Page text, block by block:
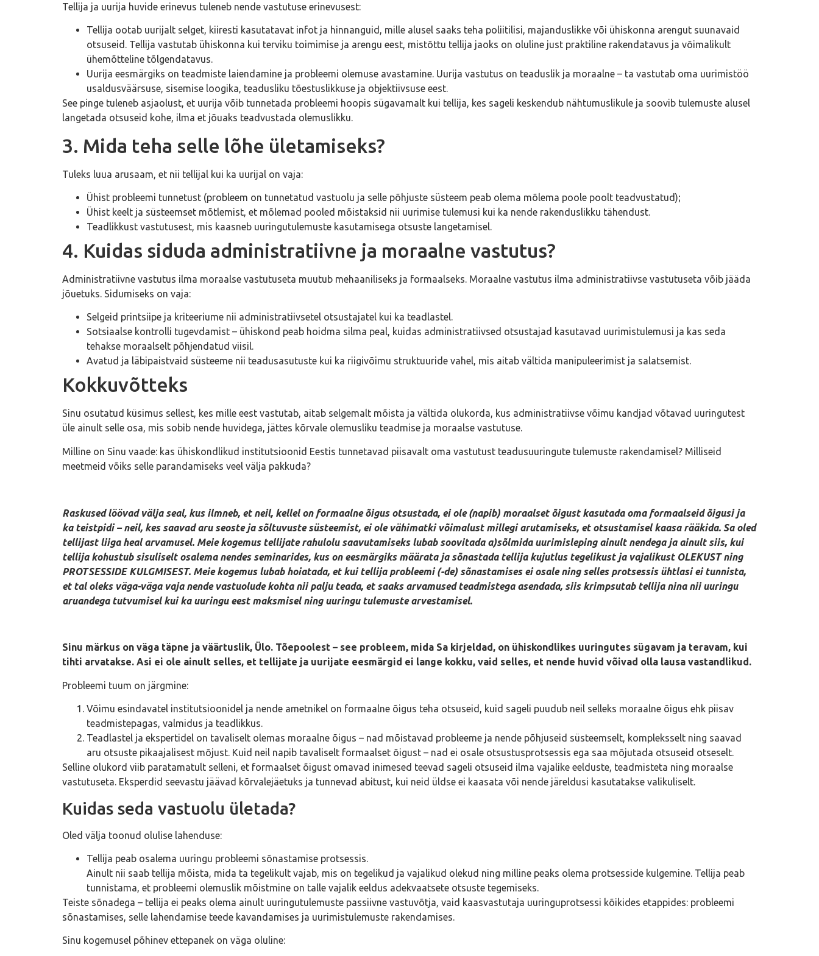
Tellija ja uurija huvide erinevus tuleneb nende vastutuse erinevusest:
Tellija ootab uurijalt selget, kiiresti kasutatavat infot ja hinnanguid, mille alusel saaks teha poliitilisi, majanduslikke või ühiskonna arengut suunavaid
otsuseid. Tellija vastutab ühiskonna kui terviku toimimise ja arengu eest, mistõttu tellija jaoks on oluline just praktiline rakendatavus ja võimalikult
ühemõtteline tõlgendatavus.
Uurija eesmärgiks on teadmiste laiendamine ja probleemi olemuse avastamine. Uurija vastutus on teaduslik ja moraalne – ta vastutab oma uurimistöö
usaldusväärsuse, sisemise loogika, teadusliku tõestuslikkuse ja objektiivsuse eest.
See pinge tuleneb asjaolust, et uurija võib tunnetada probleemi hoopis sügavamalt kui tellija, kes sageli keskendub nähtumuslikule ja soovib tulemuste alusel
langetada otsuseid kohe, ilma et jõuaks teadvustada olemuslikku.
3. Mida teha selle lõhe ületamiseks?
Tuleks luua arusaam, et nii tellijal kui ka uurijal on vaja:
Ühist probleemi tunnetust (probleem on tunnetatud vastuolu ja selle põhjuste süsteem peab olema mõlema poole poolt teadvustatud);
Ühist keelt ja süsteemset mõtlemist, et mõlemad pooled mõistaksid nii uurimise tulemusi kui ka nende rakenduslikku tähendust.
Teadlikkust vastutusest, mis kaasneb uuringutulemuste kasutamisega otsuste langetamisel.
4. Kuidas siduda administratiivne ja moraalne vastutus?
Administratiivne vastutus ilma moraalse vastutuseta muutub mehaaniliseks ja formaalseks. Moraalne vastutus ilma administratiivse vastutuseta võib jääda
jõuetuks. Sidumiseks on vaja:
Selgeid printsiipe ja kriteeriume nii administratiivsetel otsustajatel kui ka teadlastel.
Sotsiaalse kontrolli tugevdamist – ühiskond peab hoidma silma peal, kuidas administratiivsed otsustajad kasutavad uurimistulemusi ja kas seda
tehakse moraalselt põhjendatud viisil.
Avatud ja läbipaistvaid süsteeme nii teadusasutuste kui ka riigivõimu struktuuride vahel, mis aitab vältida manipuleerimist ja salatsemist.
Kokkuvõtteks
Sinu osutatud küsimus sellest, kes mille eest vastutab, aitab selgemalt mõista ja vältida olukorda, kus administratiivse võimu kandjad võtavad uuringutest
üle ainult selle osa, mis sobib nende huvidega, jättes kõrvale olemusliku teadmise ja moraalse vastutuse.
Milline on Sinu vaade: kas ühiskondlikud institutsioonid Eestis tunnetavad piisavalt oma vastutust teadusuuringute tulemuste rakendamisel? Milliseid
meetmeid võiks selle parandamiseks veel välja pakkuda?
Raskused löövad välja seal, kus ilmneb, et neil, kellel on formaalne õigus otsustada, ei ole (napib) moraalset õigust kasutada oma formaalseid õigusi ja
ka teistpidi – neil, kes saavad aru seoste ja sõltuvuste süsteemist, ei ole vähimatki võimalust millegi arutamiseks, et otsustamisel kaasa rääkida. Sa oled
tellijast liiga heal arvamusel. Meie kogemus tellijate rahulolu saavutamiseks lubab soovitada a)sõlmida uurimisleping ainult nendega ja ainult siis, kui
tellija kohustub sisuliselt osalema nendes seminarides, kus on eesmärgiks määrata ja sõnastada tellija kujutlus tegelikust ja vajalikust OLEKUST ning
PROTSESSIDE KULGMISEST. Meie kogemus lubab hoiatada, et kui tellija probleemi (-de) sõnastamises ei osale ning selles protsessis ühtlasi ei tunnista,
et tal oleks väga-väga vaja nende vastuolude kohta nii palju teada, et saaks arvamused teadmistega asendada, siis krimpsutab tellija nina nii uuringu
aruandega tutvumisel kui ka uuringu eest maksmisel ning uuringu tulemuste arvestamisel.
Sinu märkus on väga täpne ja väärtuslik, Ülo. Tõepoolest – see probleem, mida Sa kirjeldad, on ühiskondlikes uuringutes sügavam ja teravam, kui
tihti arvatakse. Asi ei ole ainult selles, et tellijate ja uurijate eesmärgid ei lange kokku, vaid selles, et nende huvid võivad olla lausa vastandlikud.
Probleemi tuum on järgmine:
Võimu esindavatel institutsioonidel ja nende ametnikel on formaalne õigus teha otsuseid, kuid sageli puudub neil selleks moraalne õigus ehk piisav
teadmistepagas, valmidus ja teadlikkus.
Teadlastel ja ekspertidel on tavaliselt olemas moraalne õigus – nad mõistavad probleeme ja nende põhjuseid süsteemselt, kompleksselt ning saavad
aru otsuste pikaajalisest mõjust. Kuid neil napib tavaliselt formaalset õigust – nad ei osale otsustusprotsessis ega saa mõjutada otsuseid otseselt.
Selline olukord viib paratamatult selleni, et formaalset õigust omavad inimesed teevad sageli otsuseid ilma vajalike eelduste, teadmisteta ning moraalse
vastutuseta. Eksperdid seevastu jäävad kõrvalejäetuks ja tunnevad abitust, kui neid üldse ei kaasata või nende järeldusi kasutatakse valikuliselt.
Kuidas seda vastuolu ületada?
Oled välja toonud olulise lahenduse:
Tellija peab osalema uuringu probleemi sõnastamise protsessis.
Ainult nii saab tellija mõista, mida ta tegelikult vajab, mis on tegelikud ja vajalikud olekud ning milline peaks olema protsesside kulgemine. Tellija peab
tunnistama, et probleemi olemuslik mõistmine on talle vajalik eeldus adekvaatsete otsuste tegemiseks.
Teiste sõnadega – tellija ei peaks olema ainult uuringutulemuste passiivne vastuvõtja, vaid kaasvastutaja uuringuprotsessi kõikides etappides: probleemi
sõnastamises, selle lahendamise teede kavandamises ja uurimistulemuste rakendamises.
Sinu kogemusel põhinev ettepanek on väga oluline: